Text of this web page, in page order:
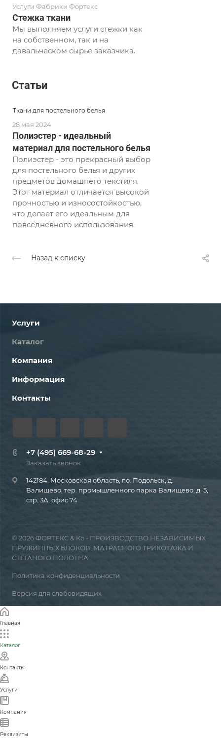
Услуги Фабрики Фортекс
Стежка ткани
Мы выполняем услуги стежки как
на собственном, так и на
давальческом сырье заказчика.
Статьи
Ткани для постельного белья
28 мая 2024
Полиэстер - идеальный
материал для постельного белья
Полиэстер - это прекрасный выбор
для постельного белья и других
предметов домашнего текстиля.
Этот материал отличается высокой
прочностью и износостойкостью,
что делает его идеальным для
повседневного использования.
Назад к списку
Услуги
Каталог
Компания
Информация
Контакты
+7 (495) 669-68-29
Заказать звонок
142184, Московская область, г.о. Подольск, д.
Валищево, тер. промышленного парка Валищево, д. 5,
стр. 3А, офис 74
© 2026 ФОРТЕКС & Ко - ПРОИЗВОДСТВО НЕЗАВИСИМЫХ
ПРУЖИННЫХ БЛОКОВ, МАТРАСНОГО ТРИКОТАЖА И
СТЁГАНОГО ПОЛОТНА
Политика конфиденциальности
Версия для слабовидящих
Главная
Каталог
Контакты
Услуги
Компания
Реквизиты